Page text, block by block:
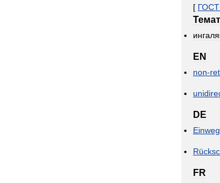
[ ГОСТ
EN
non-
DE
FR